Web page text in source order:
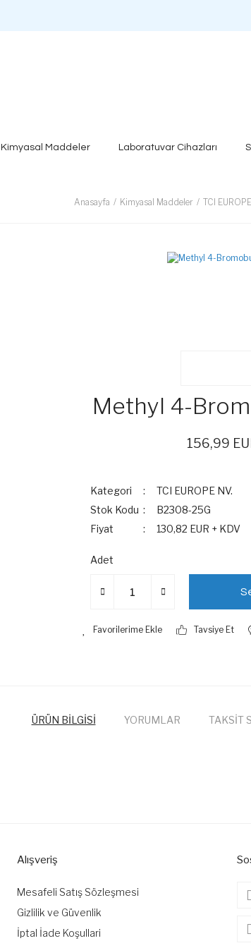
Kimyasal Maddeler Laboratuvar Cihazları
Anasayfa Kimyasal Maddeler TCI
Methyl 4-
156,99
Kategori
TCI EUROPE NV.
Stok Kodu
B2308-25G
Fiyat
130,82 EUR + KDV
Adet
Tavsiye Et
ÜRÜN BİLGİSİ YORUMLAR TAKSİT
Alışveriş
Mesafeli Satış Sözleşmesi
Gizlilik ve Güvenlik
İptal İade Koşullari